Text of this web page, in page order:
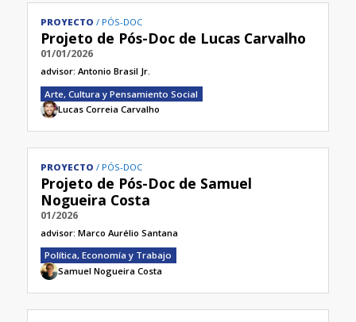
PROYECTO PÓS-DOC
Projeto de Pós-Doc de Lucas Carvalho
01/01/2026
advisor: Antonio Brasil Jr.
Arte, Cultura y Pensamiento Social
Lucas Correia Carvalho
PROYECTO PÓS-DOC
Projeto de Pós-Doc de Samuel
Nogueira Costa
01/2026
advisor: Marco Aurélio Santana
Política, Economía y Trabajo
Samuel Nogueira Costa